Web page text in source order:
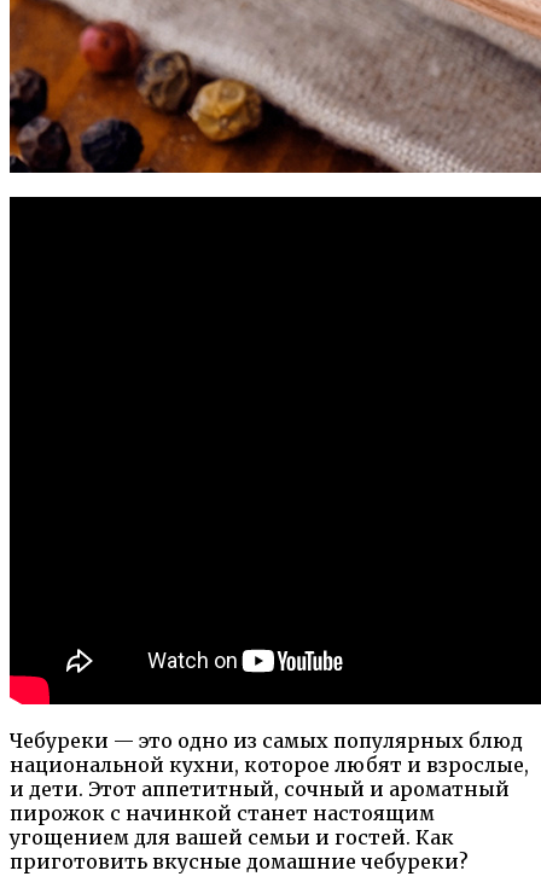
Чебуреки — это одно из самых популярных блюд
национальной кухни, которое любят и взрослые,
и дети. Этот аппетитный, сочный и ароматный
пирожок с начинкой станет настоящим
угощением для вашей семьи и гостей. Как
приготовить вкусные домашние чебуреки?